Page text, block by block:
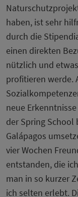
haben, ist sehr
durch die
einen direkten
nützlich und
profitieren werde.
neue
der Spring School
Galápagos
vier Wochen
entstanden, die
man in so kurzer
ich selten erlebt.